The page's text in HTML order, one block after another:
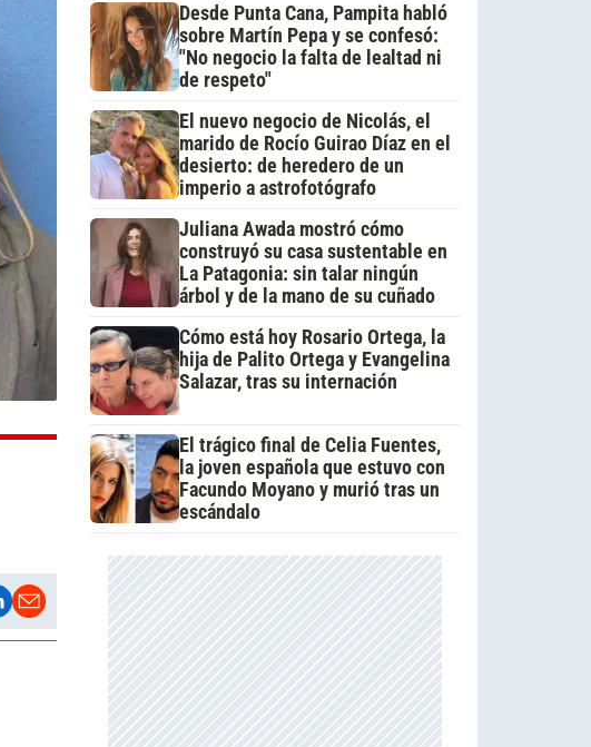
Desde Punta Cana, Pampita habló
sobre Martín Pepa y se confesó:
"No negocio la falta de lealtad ni
de respeto"
El nuevo negocio de Nicolás, el
marido de Rocío Guirao Díaz en el
desierto: de heredero de un
imperio a astrofotógrafo
Juliana Awada mostró cómo
construyó su casa sustentable en
La Patagonia: sin talar ningún
árbol y de la mano de su cuñado
Cómo está hoy Rosario Ortega, la
hija de Palito Ortega y Evangelina
Salazar, tras su internación
El trágico final de Celia Fuentes,
la joven española que estuvo con
Facundo Moyano y murió tras un
escándalo